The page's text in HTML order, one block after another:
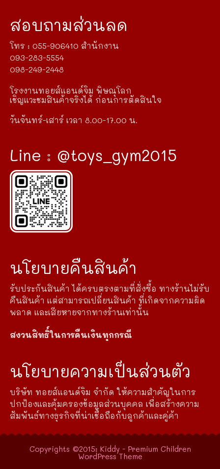
สอบถามส่วนลด
โทร : 055-906410 สำนักงาน
093-283-5554
098-249-2448
โรงงานทอยส์แอนด์จิม พิษณุโลก
เชิญแวะชมสินค้าจริงได้ ก่อนการตัดสินใจ
วันจันทร์-เสาร์ เวลา 8.00-17.00 น.
Line : @toys_gym2015
นโยบายคืนสินค้า
รับประกันสินค้า ได้ครบตรงตามที่สั่งซื้อ ทางร้านไม่รับ
คืนสินค้า แต่สามารถเปลี่ยนสินค้า ที่เกิดจากความผิด
พลาด และเสียหายจากทางร้านเท่านั้น
สงวนสิทธิ์ในการคืนเงินทุกกรณี
นโยบายความเป็นส่วนตัว
บริษัท ทอยส์แอนด์จิม จำกัด ให้ความสำคัญในการ
ปกป้องและคุ้มครองข้อมูลส่วนบุคคล เพื่อสร้างความ
สัมพันธ์ทางธุรกิจที่น่าเชื่อถือกับลูกค้าและคู่ค้า
Copyrights ©2015: Kiddy - Premium Children
WordPress Theme